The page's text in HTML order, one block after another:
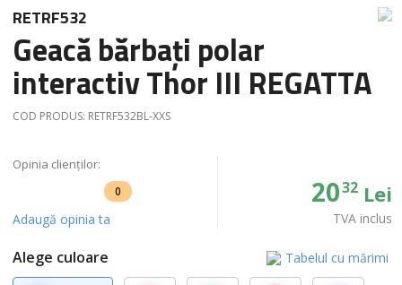
RETRF532
Geacă bărbați polar
interactiv Thor III REGATTA
COD PRODUS: RETRF532BL-XXS
Opinia clienților:
0
Adaugă opinia ta
2032Lei
TVA inclus
Alege culoare Tabelul cu mărimi